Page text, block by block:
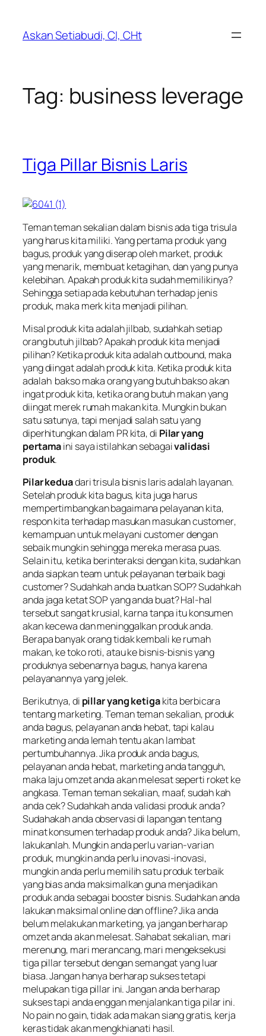
konten
Askan Setiabudi, CI, CHt
Tag: business leverage
Tiga Pillar Bisnis Laris
Teman teman sekalian dalam bisnis ada tiga trisula
yang harus kita miliki. Yang pertama produk yang
bagus, produk yang diserap oleh market, produk
yang menarik, membuat ketagihan, dan yang punya
kelebihan. Apakah produk kita sudah memilikinya?
Sehingga setiap ada kebutuhan terhadap jenis
produk, maka merk kita menjadi pilihan.
Misal produk kita adalah jilbab, sudahkah setiap
orang butuh jilbab? Apakah produk kita menjadi
pilihan? Ketika produk kita adalahoutbound, maka
yang diingat adalah produk kita. Ketika produk kita
adalah bakso maka orang yang butuh bakso akan
ingat produk kita, ketika orang butuh makan yang
diingat merek rumah makan kita. Mungkin bukan
satu satunya, tapi menjadi salah satu yang
diperhitungkan dalam PR kita, di Pilar yang
pertamaini saya istilahkan sebagaivalidasi
produk.
Pilar keduadari trisula bisnis laris adalah layanan.
Setelah produk kita bagus, kita juga harus
mempertimbangkan bagaimana pelayanan kita,
respon kita terhadap masukan masukancustomer,
kemampuan untuk melayanicustomerdengan
sebaik mungkin sehingga mereka merasa puas.
Selain itu, ketika berinteraksi dengan kita, sudahkan
anda siapkanteam untuk pelayanan terbaik bagi
customer? Sudahkah anda buatkan SOP? Sudahkah
anda jaga ketat SOP yang anda buat? Hal-hal
tersebut sangat krusial, karna tanpa itu konsumen
akan kecewa dan meninggalkan produk anda.
Berapa banyak orang tidak kembali ke rumah
makan, ke toko roti, atau ke bisnis-bisnis yang
produknya sebenarnya bagus, hanya karena
pelayanannya yang jelek.
Berikutnya, di pillar yang ketigakita berbicara
tentangmarketing. Teman teman sekalian, produk
anda bagus, pelayanan anda hebat, tapi kalau
marketing anda lemah tentu akan lambat
pertumbuhannya. Jika produk anda bagus,
pelayanan anda hebat, marketinganda tangguh,
maka laju omzet anda akan melesat seperti roket ke
angkasa. Teman teman sekalian, maaf, sudah kah
anda cek? Sudahkah anda validasi produk anda?
Sudahakah anda observasi di lapangan tentang
minat konsumen terhadap produk anda? Jika belum,
lakukanlah. Mungkin anda perlu varian-varian
produk, mungkin anda perlu inovasi-inovasi,
mungkin anda perlu memilih satu produk terbaik
yang bias anda maksimalkan guna menjadikan
produk anda sebagai boosterbisnis. Sudahkan anda
lakukan maksimalonlinedan offline? Jika anda
belum melakukanmarketing, ya jangan berharap
omzet anda akan melesat. Sahabat sekalian, mari
merenung, mari merancang, mari mengeksekusi
tiga pillar tersebut dengan semangat yang luar
biasa. Jangan hanya berharap sukses tetapi
melupakan tiga pillar ini. Jangan anda berharap
sukses tapi anda enggan menjalankan tiga pilar ini.
No pain no gain, tidak ada makan siang gratis, kerja
keras tidak akan mengkhianati hasil.